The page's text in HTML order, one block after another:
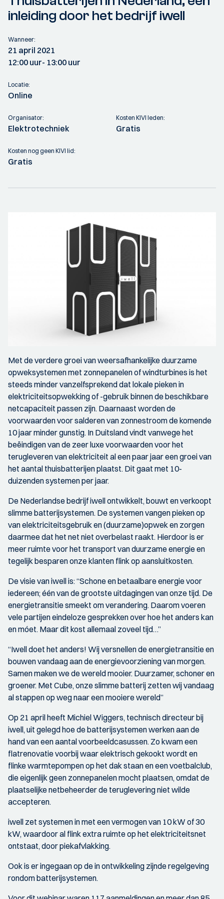
inleiding door het bedrijf iwell
Wanneer:
21 april 2021
12:00 uur- 13:00 uur
Locatie:
Online
Organisator:
Elektrotechniek
Kosten KIVI leden:
Gratis
Kosten nog geen KIVI lid:
Gratis
Met de verdere groei van weersafhankelijke duurzame
opweksystemen met zonnepanelen of windturbines is het
steeds minder vanzelfsprekend dat lokale pieken in
elektriciteitsopwekking of -gebruik binnen de beschikbare
netcapaciteit passen zijn. Daarnaast worden de
voorwaarden voor salderen van zonnestroom de komende
10 jaar minder gunstig. In Duitsland vindt vanwege het
beëindigen van de zeer luxe voorwaarden voor het
terugleveren van elektriciteit al een paar jaar een groei van
het aantal thuisbatterijen plaatst. Dit gaat met 10-
duizenden systemen per jaar.
De Nederlandse bedrijf iwell ontwikkelt, bouwt en verkoopt
slimme batterijsystemen. De systemen vangen pieken op
van elektriciteitsgebruik en (duurzame)opwek en zorgen
daarmee dat het net niet overbelast raakt. Hierdoor is er
meer ruimte voor het transport van duurzame energie en
tegelijk besparen onze klanten flink op aansluitkosten.
De visie van iwell is: “Schone en betaalbare energie voor
iedereen; één van de grootste uitdagingen van onze tijd. De
energietransitie smeekt om verandering. Daarom voeren
vele partijen eindeloze gesprekken over hoe het anders kan
en móet. Maar dit kost allemaal zoveel tijd…”
“Iwell doet het anders! Wij versnellen de energietransitie en
bouwen vandaag aan de energievoorziening van morgen.
Samen maken we de wereld mooier. Duurzamer, schoner en
groener. Met Cube, onze slimme batterij zetten wij vandaag
al stappen op weg naar een mooiere wereld”
Op 21 april heeft Michiel Wiggers, technisch directeur bij
iwell, uit gelegd hoe de batterijsystemen werken aan de
hand van een aantal voorbeeldcasussen. Zo kwam een
flatrenovatie voorbij waar elektrisch gekookt wordt en
flinke warmtepompen op het dak staan en een voetbalclub,
die eigenlijk geen zonnepanelen mocht plaatsen, omdat de
plaatselijke netbeheerder de teruglevering niet wilde
accepteren.
iwell zet systemen in met een vermogen van 10 kW of 30
kW, waardoor al flink extra ruimte op het elektriciteitsnet
ontstaat, door piekafvlakking.
Ook is er ingegaan op de in ontwikkeling zijnde regelgeving
rondom batterijsystemen.